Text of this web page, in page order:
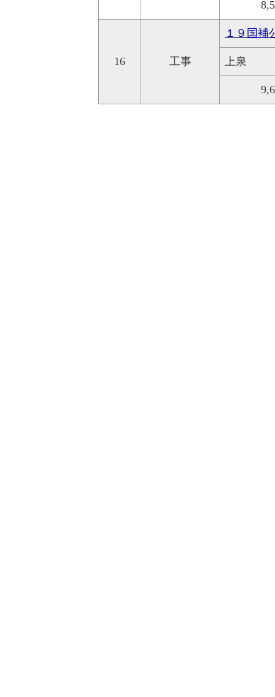
16 工事
１９国補
上泉